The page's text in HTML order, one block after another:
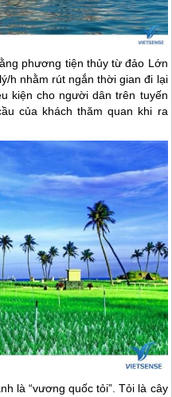
phương tiện thủy từ đảo Lớn
h nhằm rút ngắn thời gian đi lại
kiện cho người dân trên tuyến
của khách thăm quan khi ra
là “vương quốc tỏi”. Tỏi là cây